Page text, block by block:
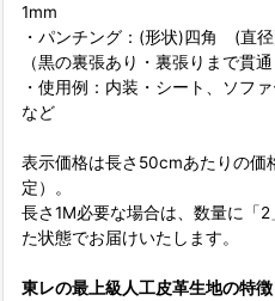
1mm
・パンチング：(形状)四角 (直
（黒の裏張あり・裏張りまで貫通
・使用例：内装・シート、ソフ
など
表示価格は長さ50cmあたりの価
定）。
長さ1M必要な場合は、数量に「
た状態でお届けいたします。
東レの最上級人工皮革生地の特徴